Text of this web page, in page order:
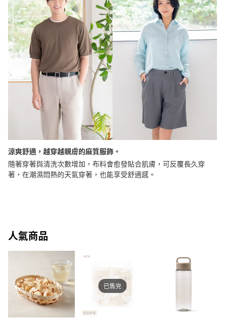
涼爽舒適，越穿越親膚的麻質服飾。
隨著穿著與清洗次數增加，布料會愈發貼合肌膚，可反覆長久穿
著，在潮濕悶熱的天氣穿著，也能享受舒適感。
人氣商品
已售完